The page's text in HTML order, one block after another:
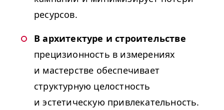
ресурсов.
В архитектуре и строительстве
прецизионность в измерениях
и мастерстве обеспечивает
структурную целостность
и эстетическую привлекательность.